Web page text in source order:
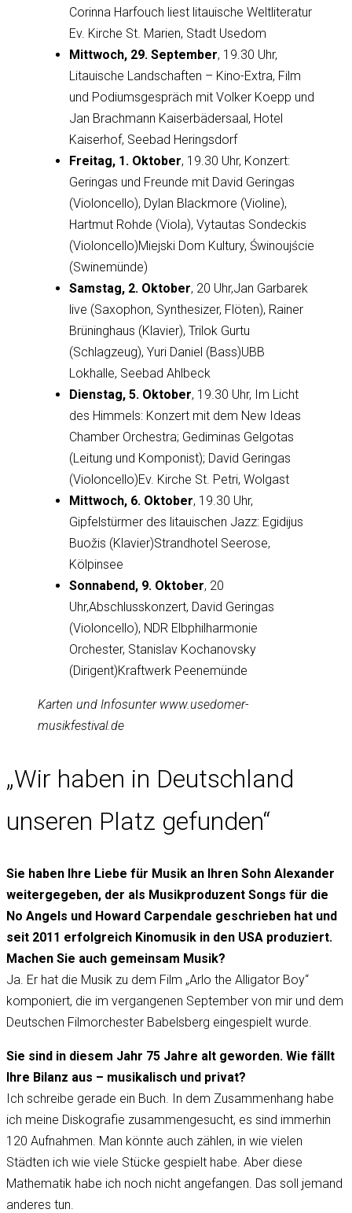
Corinna Harfouch liest litauische Weltliteratur
Ev. Kirche St. Marien, Stadt Usedom
Mittwoch, 29. September, 19.30 Uhr,
Litauische Landschaften – Kino-Extra, Film
und Podiumsgespräch mit Volker Koepp und
Jan Brachmann Kaiserbädersaal, Hotel
Kaiserhof, Seebad Heringsdorf
Freitag, 1. Oktober, 19.30 Uhr, Konzert:
Geringas und Freunde mit David Geringas
(Violoncello), Dylan Blackmore (Violine),
Hartmut Rohde (Viola), Vytautas Sondeckis
(Violoncello)Miejski Dom Kultury, Świnoujście
(Swinemünde)
Samstag, 2. Oktober, 20 Uhr,Jan Garbarek
live (Saxophon, Synthesizer, Flöten), Rainer
Brüninghaus (Klavier), Trilok Gurtu
(Schlagzeug), Yuri Daniel (Bass)UBB
Lokhalle, Seebad Ahlbeck
Dienstag, 5. Oktober, 19.30 Uhr, Im Licht
des Himmels: Konzert mit dem New Ideas
Chamber Orchestra; Gediminas Gelgotas
(Leitung und Komponist); David Geringas
(Violoncello)Ev. Kirche St. Petri, Wolgast
Mittwoch, 6. Oktober, 19.30 Uhr,
Gipfelstürmer des litauischen Jazz: Egidijus
Buožis (Klavier)Strandhotel Seerose,
Kölpinsee
Sonnabend, 9. Oktober, 20
Uhr,Abschlusskonzert, David Geringas
(Violoncello), NDR Elbphilharmonie
Orchester, Stanislav Kochanovsky
(Dirigent)Kraftwerk Peenemünde
Karten und Infosunter www.usedomer-
musikfestival.de
„Wir haben in Deutschland
unseren Platz gefunden“
Sie haben Ihre Liebe für Musik an Ihren Sohn Alexander
weitergegeben, der als Musikproduzent Songs für die
No Angels und Howard Carpendale geschrieben hat und
seit 2011 erfolgreich Kinomusik in den USA produziert.
Machen Sie auch gemeinsam Musik?
Ja. Er hat die Musik zu dem Film „Arlo the Alligator Boy“
komponiert, die im vergangenen September von mir und dem
Deutschen Filmorchester Babelsberg eingespielt wurde.
Sie sind in diesem Jahr 75 Jahre alt geworden. Wie fällt
Ihre Bilanz aus – musikalisch und privat?
Ich schreibe gerade ein Buch. In dem Zusammenhang habe
ich meine Diskografie zusammengesucht, es sind immerhin
120 Aufnahmen. Man könnte auch zählen, in wie vielen
Städten ich wie viele Stücke gespielt habe. Aber diese
Mathematik habe ich noch nicht angefangen. Das soll jemand
anderes tun.